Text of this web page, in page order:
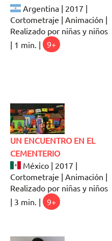
Argentina | 2017 |
Cortometraje | Animación |
Realizado por niñas y niños
| 1 min. |
9+
UN ENCUENTRO EN EL
CEMENTERIO
México | 2017 |
Cortometraje | Animación |
Realizado por niñas y niños
| 3 min. |
9+